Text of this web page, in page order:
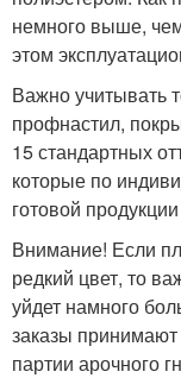
немного выше,
этом
Важно учитывать
профнастил,
15 стандартных
которые по
готовой
Внимание! Если
редкий цвет, то
уйдет намного
заказы
партии арочного